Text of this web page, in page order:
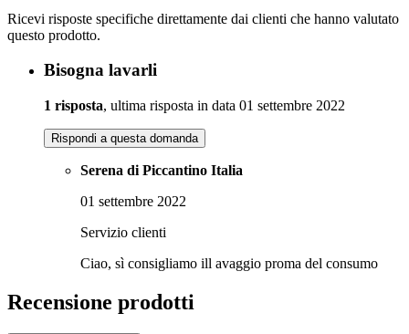
Ricevi risposte specifiche direttamente dai clienti che hanno valutato
questo prodotto.
Bisogna lavarli
1 risposta, ultima risposta in data 01 settembre 2022
Rispondi a questa domanda
Serena di Piccantino Italia
01 settembre 2022
Servizio clienti
Ciao, sì consigliamo ill avaggio proma del consumo
Recensione prodotti